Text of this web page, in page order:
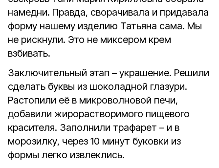
намедни. Правда, сворачивала и придавала
форму нашему изделию Татьяна сама. Мы
не рискнули. Это не миксером крем
взбивать.
Заключительный этап – украшение. Решили
сделать буквы из шоколадной глазури.
Растопили её в микроволновой печи,
добавили жирорастворимого пищевого
красителя. Заполнили трафарет – и в
морозилку, через 10 минут буковки из
формы легко извлеклись.